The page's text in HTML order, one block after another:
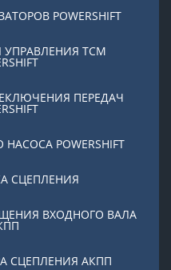
POWERSHIFT
TCM
ПЕРЕДАЧ
POWERSHIFT
СЦЕПЛЕНИЯ
ВХОДНОГО ВАЛА
СЦЕПЛЕНИЯ АКПП